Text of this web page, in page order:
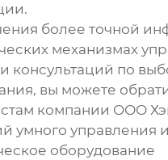
более точной
механизмах
и консультаций по
вы можете
компании ООО
умного управления и
оборудование